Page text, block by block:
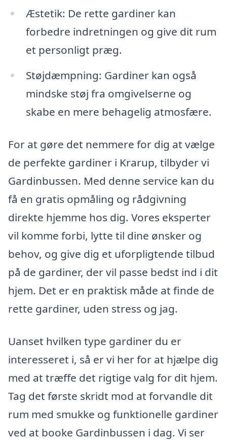
Æstetik: De rette gardiner kan
forbedre indretningen og give dit rum
et personligt præg.
Støjdæmpning: Gardiner kan også
mindske støj fra omgivelserne og
skabe en mere behagelig atmosfære.
For at gøre det nemmere for dig at vælge
de perfekte gardiner i Krarup, tilbyder vi
Gardinbussen. Med denne service kan du
få en gratis opmåling og rådgivning
direkte hjemme hos dig. Vores eksperter
vil komme forbi, lytte til dine ønsker og
behov, og give dig et uforpligtende tilbud
på de gardiner, der vil passe bedst ind i dit
hjem. Det er en praktisk måde at finde de
rette gardiner, uden stress og jag.
Uanset hvilken type gardiner du er
interesseret i, så er vi her for at hjælpe dig
med at træffe det rigtige valg for dit hjem.
Tag det første skridt mod at forvandle dit
rum med smukke og funktionelle gardiner
ved at booke Gardinbussen i dag. Vi ser